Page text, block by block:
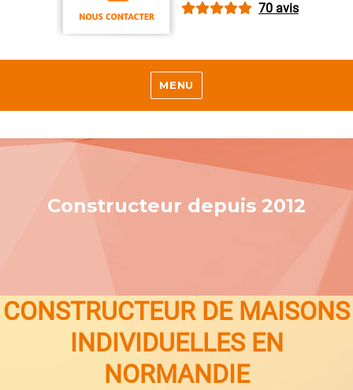
70 avis
MENU
Constructeur depuis 2012
CONSTRUCTEUR DE MAISONS
INDIVIDUELLES EN
NORMANDIE